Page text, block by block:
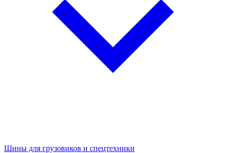
Шины для грузовиков и спецтехники